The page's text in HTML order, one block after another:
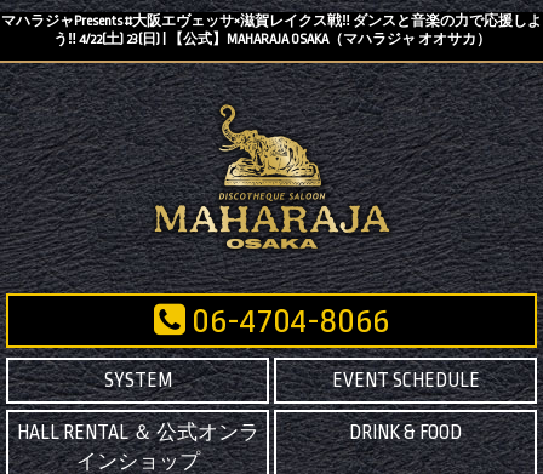
マハラジャPresents #大阪エヴェッサ×滋賀レイクス戦‼️ ダンスと音楽の力で応援しよ
う‼️ 4/22(土) 23(日) | 【公式】MAHARAJA OSAKA（マハラジャ オオサカ）
06-4704-8066
SYSTEM EVENT SCHEDULE
HALL RENTAL ＆ 公式オンラ
インショップ
DRINK & FOOD